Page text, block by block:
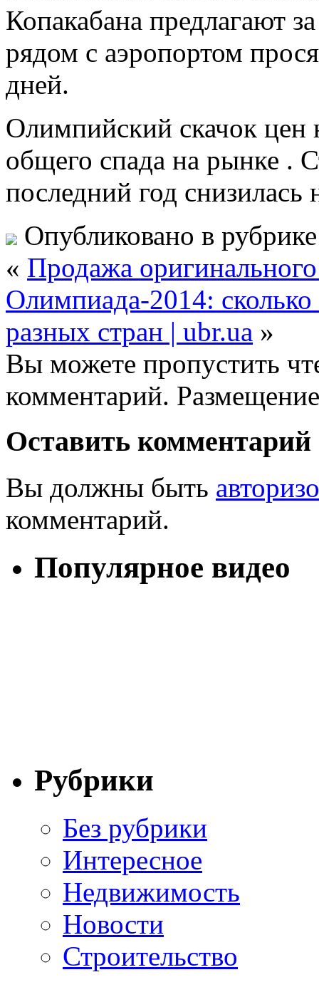
Копакабана предлагают
рядом с аэропортом
дней.
Олимпийский скачок цен
общего спада на рынке .
последний год снизилась
Опубликовано в
« Продажа
Олимпиада-2014: сколько
разных стран | ubr.ua »
Вы можете пропустить
комментарий.
Оставить комментарий
Вы должны быть
комментарий.
Популярное видео
Рубрики
Без рубрики
Интересное
Недвижимость
Новости
Строительство